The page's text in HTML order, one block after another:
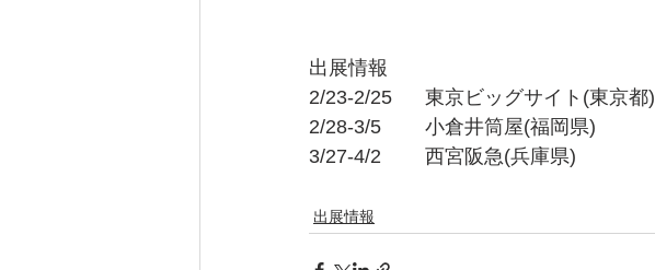
出展情報
2/23-2/25      東京ビッグサイト(東京都)
2/28-3/5        小倉井筒屋(福岡県)
3/27-4/2        西宮阪急(兵庫県)
出展情報